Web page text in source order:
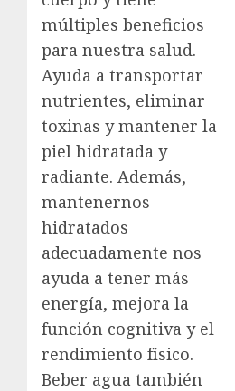
múltiples beneficios
para nuestra salud.
Ayuda a transportar
nutrientes, eliminar
toxinas y mantener la
piel hidratada y
radiante. Además,
mantenernos
hidratados
adecuadamente nos
ayuda a tener más
energía, mejora la
función cognitiva y el
rendimiento físico.
Beber agua también